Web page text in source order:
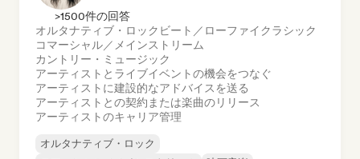
>1500件の回答
オルタナティブ・ロック ビート／ローファイクラシック
コマーシャル／メインストリーム
カントリー・ミュージック
アーティストとライブイベントの機会をつなぐ
アーティストに建設的なアドバイスを送る
アーティストとの契約または楽曲のリリース
アーティストのキャリア管理
オルタナティブ・ロック